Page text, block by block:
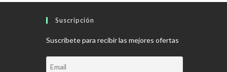
Suscripción
Suscríbete para recibir las mejores ofertas